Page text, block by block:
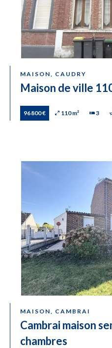
MAISON, CAUDRY
Maison de ville
96 800 € 110 m² 3
MAISON, CAMBRAI
Cambrai maison
chambres